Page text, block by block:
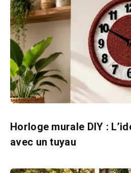
Horloge murale DIY :
avec un tuyau